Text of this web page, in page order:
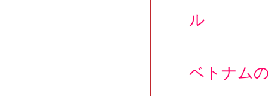
ル
ベトナム